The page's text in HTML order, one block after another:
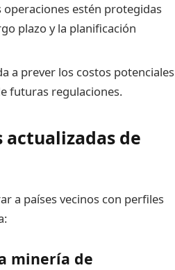
operaciones estén protegidas
plazo y la planificación
a prever los costos potenciales
futuras regulaciones.
actualizadas de
a países vecinos con perfiles
minería de